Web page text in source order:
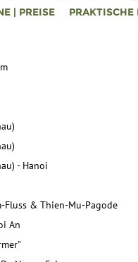
| PREISE PRAKTISCHE
- Hanoi
Fluss & Thien-Mu-Pagode
An